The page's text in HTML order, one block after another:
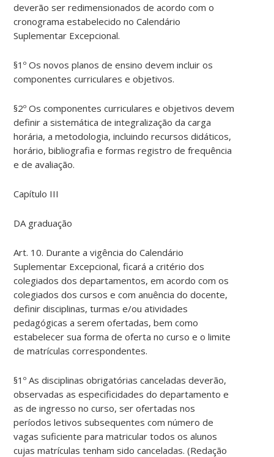
deverão ser redimensionados de acordo com o
cronograma estabelecido no Calendário
Suplementar Excepcional.
§1º Os novos planos de ensino devem incluir os
componentes curriculares e objetivos.
§2º Os componentes curriculares e objetivos devem
definir a sistemática de integralização da carga
horária, a metodologia, incluindo recursos didáticos,
horário, bibliografia e formas registro de frequência
e de avaliação.
Capítulo III
DA graduação
Art. 10. Durante a vigência do Calendário
Suplementar Excepcional, ficará a critério dos
colegiados dos departamentos, em acordo com os
colegiados dos cursos e com anuência do docente,
definir disciplinas, turmas e/ou atividades
pedagógicas a serem ofertadas, bem como
estabelecer sua forma de oferta no curso e o limite
de matrículas correspondentes.
§1º As disciplinas obrigatórias canceladas deverão,
observadas as especificidades do departamento e
as de ingresso no curso, ser ofertadas nos
períodos letivos subsequentes com número de
vagas suficiente para matricular todos os alunos
cujas matrículas tenham sido canceladas. (Redação